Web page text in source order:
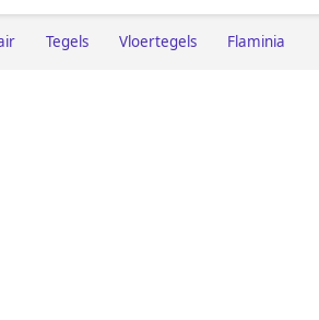
Tegels Vloertegels Flaminia